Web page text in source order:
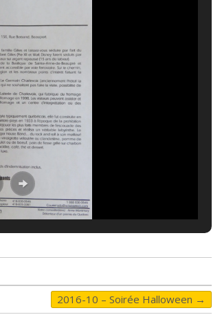
2016-10 – Soirée Halloween →